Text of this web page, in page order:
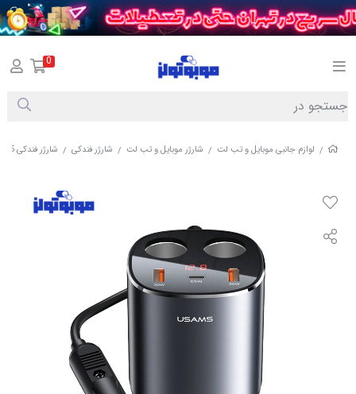
/ لوازم جانبی موبایل و تب لت / شارژر موبایل و تب لت / شارژر فندکی / شارژر فندکی 245 وات یوسمز مدل CC151
0